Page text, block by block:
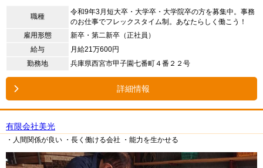
職種
令和9年3月短大卒・大学卒・大学院卒の方を募集中。事務
のお仕事でフレックスタイム制。あなたらしく働こう！
雇用形態
新卒・第二新卒（正社員）
給与
月給21万600円
勤務地
兵庫県西宮市甲子園七番町４番２２号
詳細情報
有限会社美光
・人間関係が良い ・長く働ける会社 ・能力を生かせる